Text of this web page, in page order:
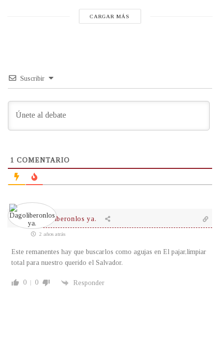
CARGAR MÁS
Suscribir
1 COMENTARIO
Dagoliberonlos ya.
2 años atrás
Este remanentes hay que buscarlos como agujas en El pajar,limpiar
total para nuestro querido el Salvador.
0 0 Responder